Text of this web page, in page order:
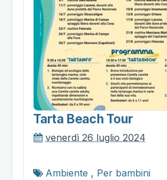
Tarta Beach Tour
venerdì 26 luglio 2024
Ambiente , Per bambini